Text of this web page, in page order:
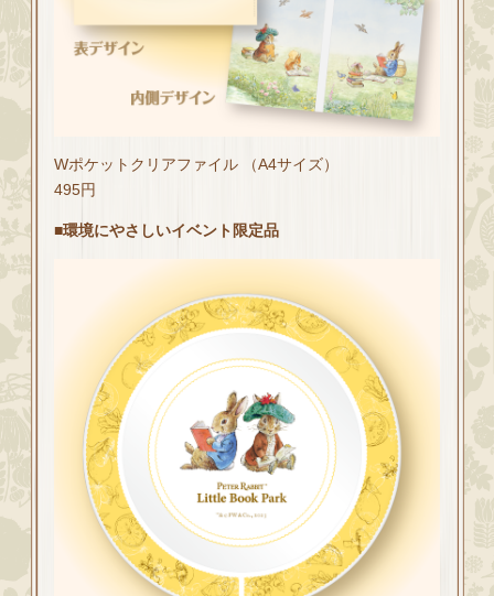
Wポケットクリアファイル （A4サイズ）
495円
■環境にやさしいイベント限定品